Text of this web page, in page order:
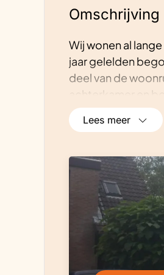
Omschrijving
Wij wonen al
jaar gelelden
deel van de
wandverwarming.
Lees meer